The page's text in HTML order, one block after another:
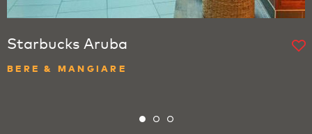
Starbucks Aruba
BERE & MANGIARE